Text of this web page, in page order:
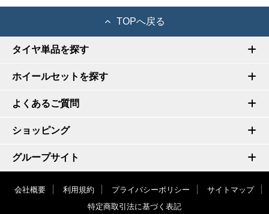
TOPへ戻る
タイヤ単品を探す
ホイールセットを探す
よくあるご質問
ショッピング
グループサイト
会社概要 利用規約 プライバシーポリシー
サイトマップ
特定商取引法に基づく表記